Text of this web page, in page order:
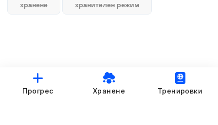
хранене хранителен режим
© StankovFit Progress App | 2025
Прогрес Хранене Тренировки